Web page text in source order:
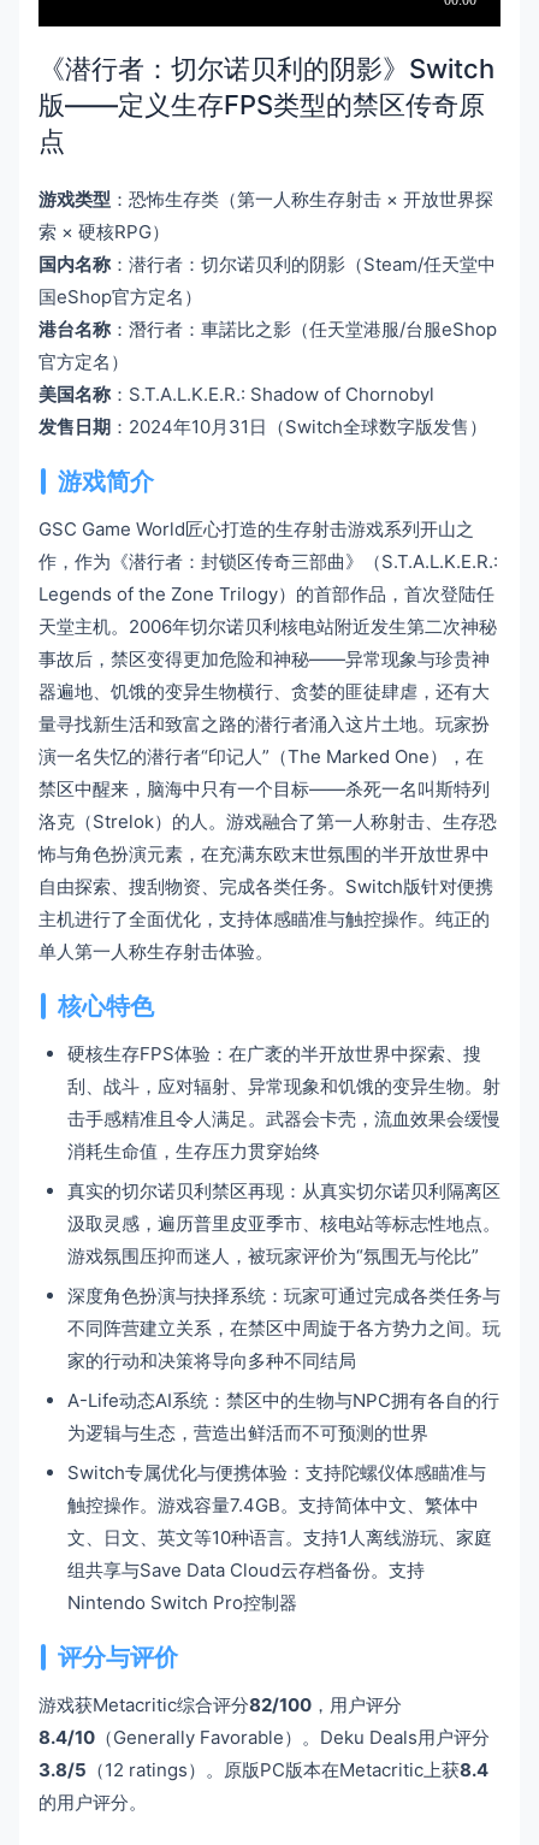
《潜行者：切尔诺贝利的阴影》Switch
版——定义生存FPS类型的禁区传奇原
点
游戏类型 ：恐怖生存类（第一人称生存射击 × 开放世界探
索 × 硬核RPG）
国内名称：潜行者：切尔诺贝利的阴影（Steam/任天堂中
国eShop官方定名）
港台名称：潛行者：車諾比之影（任天堂港服/台服eShop
官方定名）
美国名称：S.T.A.L.K.E.R.: Shadow of Chornobyl
发售日期 ：2024年10月31日（Switch全球数字版发售）
游戏简介
GSC Game World匠心打造的生存射击游戏系列开山之
作，作为《潜行者：封锁区传奇三部曲》（S.T.A.L.K.E.R.:
Legends of the Zone Trilogy）的首部作品，首次登陆任
天堂主机。2006年切尔诺贝利核电站附近发生第二次神秘
事故后，禁区变得更加危险和神秘——异常现象与珍贵神
器遍地、饥饿的变异生物横行、贪婪的匪徒肆虐，还有大
量寻找新生活和致富之路的潜行者涌入这片土地。玩家扮
演一名失忆的潜行者“印记人”（The Marked One），在
禁区中醒来，脑海中只有一个目标——杀死一名叫斯特列
洛克（Strelok）的人。游戏融合了第一人称射击、生存恐
怖与角色扮演元素，在充满东欧末世氛围的半开放世界中
自由探索、搜刮物资、完成各类任务。Switch版针对便携
主机进行了全面优化，支持体感瞄准与触控操作。纯正的
单人第一人称生存射击体验。
核心特色
硬核生存FPS体验：在广袤的半开放世界中探索、搜
刮、战斗，应对辐射、异常现象和饥饿的变异生物。射
击手感精准且令人满足。武器会卡壳，流血效果会缓慢
消耗生命值，生存压力贯穿始终
真实的切尔诺贝利禁区再现：从真实切尔诺贝利隔离区
汲取灵感，遍历普里皮亚季市、核电站等标志性地点。
游戏氛围压抑而迷人，被玩家评价为“氛围无与伦比”
深度角色扮演与抉择系统：玩家可通过完成各类任务与
不同阵营建立关系，在禁区中周旋于各方势力之间。玩
家的行动和决策将导向多种不同结局
A-Life动态AI系统：禁区中的生物与NPC拥有各自的行
为逻辑与生态，营造出鲜活而不可预测的世界
Switch专属优化与便携体验：支持陀螺仪体感瞄准与
触控操作。游戏容量7.4GB。支持简体中文、繁体中
文、日文、英文等10种语言。支持1人离线游玩、家庭
组共享与Save Data Cloud云存档备份。支持
Nintendo Switch Pro控制器
评分与评价
游戏获Metacritic综合评分82/100 ，用户评分
8.4/10 （Generally Favorable）。Deku Deals用户评分
3.8/5 （12 ratings）。原版PC版本在Metacritic上获8.4
的用户评分。